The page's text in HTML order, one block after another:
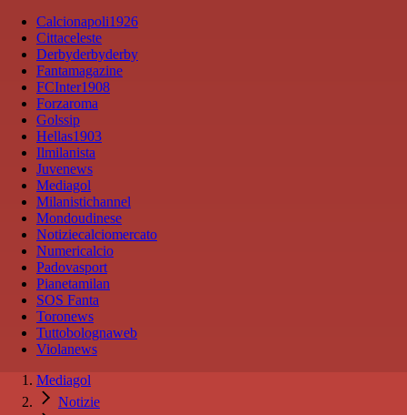
Calcionapoli1926
Cittaceleste
Derbyderbyderby
Fantamagazine
FCInter1908
Forzaroma
Golssip
Hellas1903
Ilmilanista
Juvenews
Mediagol
Milanistichannel
Mondoudinese
Notiziecalciomercato
Numericalcio
Padovasport
Pianetamilan
SOS Fanta
Toronews
Tuttobolognaweb
Violanews
Mediagol
Notizie